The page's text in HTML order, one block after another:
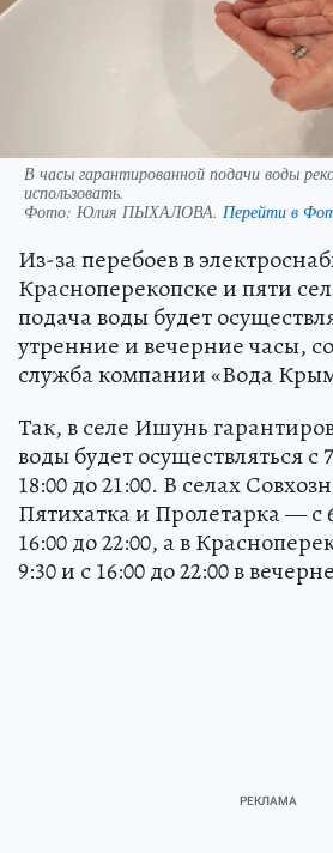
В часы гарантированной подачи воды
использовать.
Фото: Юлия ПЫХАЛОВА. Перейти в
Из-за перебоев в
Красноперекопске и пяти
подача воды будет
утренние и вечерние часы,
служба компании «Вода
Так, в селе Ишунь
воды будет осуществляться с
18:00 до 21:00. В селах
Пятихатка и Пролетарка — с
16:00 до 22:00, а в
9:30 и с 16:00 до 22:00 в